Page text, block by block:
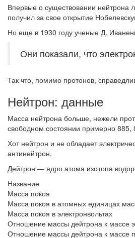
Впервые о существовании нейтрона
получил за свое открытие
Но еще в 1930 году ученые Д.
Они показали, что
Так что, помимо протонов,
Нейтрон: данные
Масса нейтрона больше, нежели
свободном состоянии примерно 885,
Хот нейтрон и не обладает
антинейтрон.
Дейтрон — ядро атома изотопа
Название
Масса покоя
Масса покоя в атомных единицах
Масса покоя в электронвольтах
Отношение массы дейтрона к массе
Отношение массы дейтрона к массе